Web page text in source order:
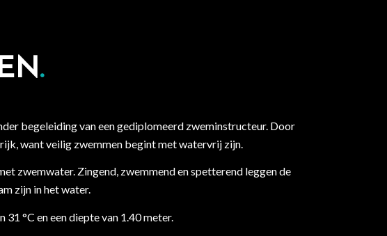
.
begeleiding van een gediplomeerd zweminstructeur. Door
want veilig zwemmen begint met watervrij zijn.
zwemwater. Zingend, zwemmend en spetterend leggen de
zijn in het water.
°C en een diepte van 1.40 meter.